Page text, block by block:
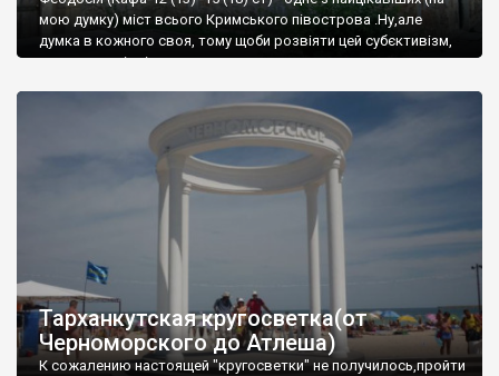
мою думку) міст всього Кримського півострова .Ну,але
думка в кожного своя, тому щоби розвіяти цей субєктивізм,
запрошую відвідати це
Тарханкутская кругосветка(от
Черноморского до Атлеша)
К сожалению настоящей "кругосветки" не получилось,пройти